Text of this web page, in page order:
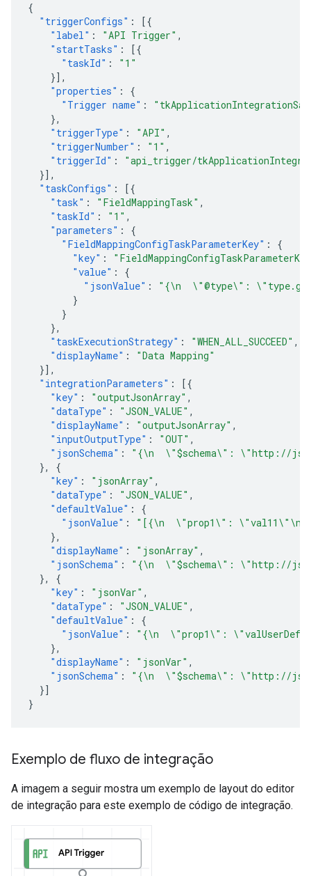
{
"triggerConfigs" :
[{
"label" : "API Trigger" ,
"startTasks" :
[{
"taskId" :
"1"
}],
"properties" :
{
"Trigger name" :
},
"triggerType" : "API" ,
"triggerNumber" : "1" ,
"triggerId" :
"api_trigger/
}],
"taskConfigs" :
[{
"task" : "FieldMappingTask" ,
"taskId" : "1" ,
"parameters" :
{
"FieldMappingConfigTaskParameterKey" :
{
"key" :
"value" :
{
"jsonValue" :
"{\n  \"@type\":
}
}
},
"taskExecutionStrategy" : "WHEN_ALL_SUCCEED" ,
"displayName" :
"Data Mapping"
}],
"integrationParameters" :
[{
"key" : "outputJsonArray" ,
"dataType" : "JSON_VALUE" ,
"displayName" : "outputJsonArray" ,
"inputOutputType" : "OUT" ,
"jsonSchema" :
"{\n  \"$schema\": \"http://
},
{
"key" : "jsonArray" ,
"dataType" : "JSON_VALUE" ,
"defaultValue" :
{
"jsonValue" :
"[{\n  \"prop1\":
},
"displayName" : "jsonArray" ,
"jsonSchema" :
"{\n  \"$schema\": \"http://
},
{
"key" : "jsonVar" ,
"dataType" : "JSON_VALUE" ,
"defaultValue" :
{
"jsonValue" :
"{\n  \"prop1\":
},
"displayName" : "jsonVar" ,
"jsonSchema" :
"{\n  \"$schema\": \"http://
}]
}
Exemplo de fluxo de integração
A imagem a seguir mostra um exemplo de layout do editor
de integração para este exemplo de código de integração.